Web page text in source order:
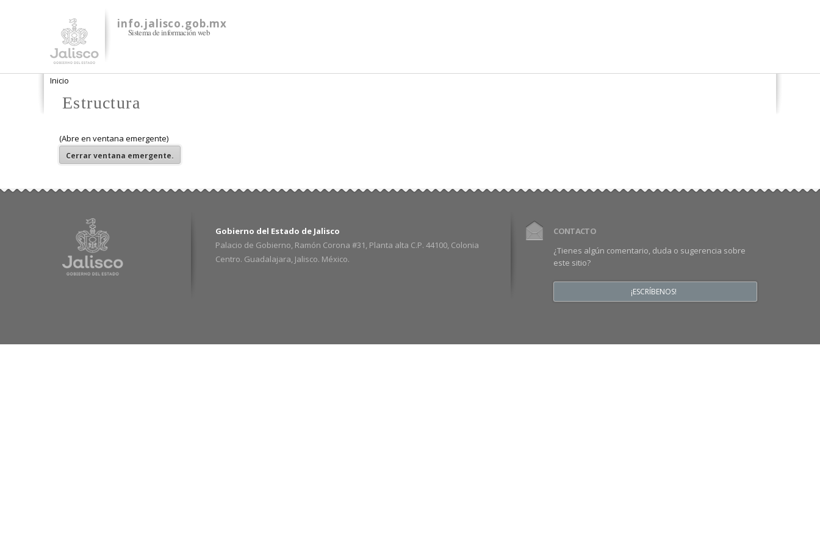
info.jalisco.gob.mx
Sistema de información web
Se encuentra usted aquí
Inicio
Estructura
(Abre en ventana emergente)
Cerrarventana emergente.
Gobierno del Estado de Jalisco
Palacio de Gobierno, Ramón Corona #31, Planta alta C.P. 44100, Colonia
Centro. Guadalajara, Jalisco. México.
CONTACTO
¿Tienes algún comentario, duda o sugerencia sobre
este sitio?
¡ESCRÍBENOS!